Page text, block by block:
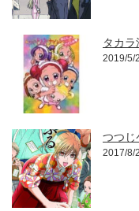
タカ
2019/5/
つつじ
2017/8/